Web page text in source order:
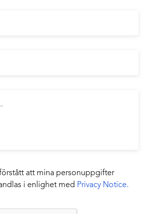
att mina personuppgifter
i enlighet med Privacy Notice.